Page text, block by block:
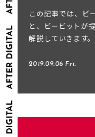
この記事では、ビ
と、ビービットが
解説していきます。
2019.09.06 Fri.